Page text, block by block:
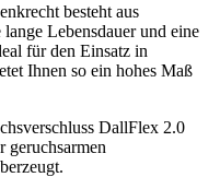
besteht aus
Lebensdauer und eine
für den Einsatz in
Ihnen so ein hohes Maß
DallFlex 2.0
geruchsarmen